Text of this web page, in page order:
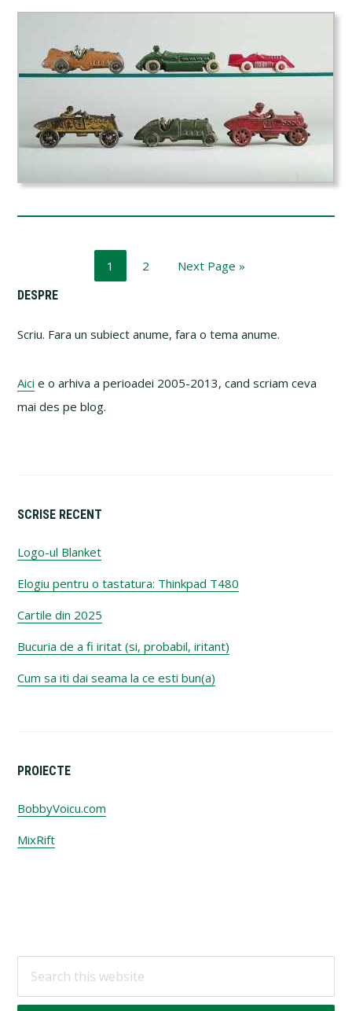
Page
1 Page
2
Go
Next Page »
Primary
Sidebar
DESPRE
Scriu. Fara un subiect anume, fara o tema anume.
Aici e o arhiva a perioadei 2005-2013, cand scriam ceva
mai des pe blog.
SCRISE RECENT
Logo-ul Blanket
Elogiu pentru o tastatura: Thinkpad T480
Cartile din 2025
Bucuria de a fi iritat (si, probabil, iritant)
Cum sa iti dai seama la ce esti bun(a)
PROIECTE
BobbyVoicu.com
MixRift
Footer
this
website